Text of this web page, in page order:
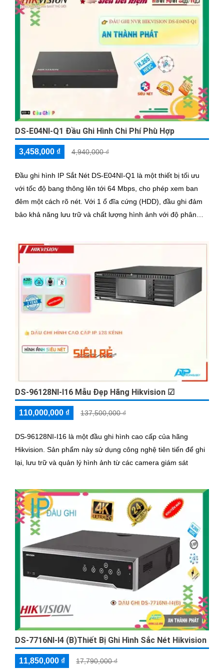
DS-E04NI-Q1 Đầu Ghi Hình Chi Phí Phù Hợp
3,458,000 ₫ 4,940,000 ₫
Đầu ghi hình IP Sắt Nét DS-E04NI-Q1 là một thiết bị tối ưu
với tốc độ bang thông lên tới 64 Mbps, cho phép xem ban
đêm một cách rõ nét. Với 1 ổ đĩa cứng (HDD), đầu ghi đảm
bảo khả năng lưu trữ và chất lượng hình ảnh với độ phân
DS-96128NI-I16 Mẫu Đẹp Hãng Hikvision ☑
110,000,000 ₫ 137,500,000 ₫
DS-96128NI-I16 là một đầu ghi hình cao cấp của hãng
Hikvision. Sản phẩm này sử dụng công nghệ tiên tiến để ghi
lại, lưu trữ và quản lý hình ảnh từ các camera giám sát
DS-7716NI-I4 (B)Thiết Bị Ghi Hình Sắc Nét Hikvision
11,850,000 ₫ 17,790,000 ₫